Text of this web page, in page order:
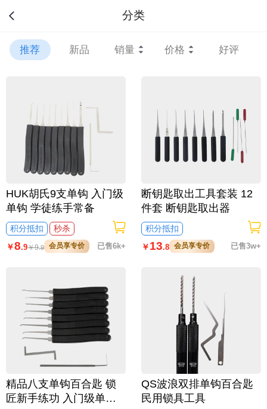
分类
推荐 新品 销量 价格 好评
HUK胡氏9支单钩 入门级
单钩 学徒练手常备
积分抵扣
秒杀
￥8.9￥9.9 会员享专价 已售6k+
精品八支单钩百合匙 锁
匠新手练功 入门级单钩
断钥匙取出工具套装 12
件套 断钥匙取出器
积分抵扣
￥13.8 会员享专价 已售3w+
QS波浪双排单钩百合匙
民用锁具工具